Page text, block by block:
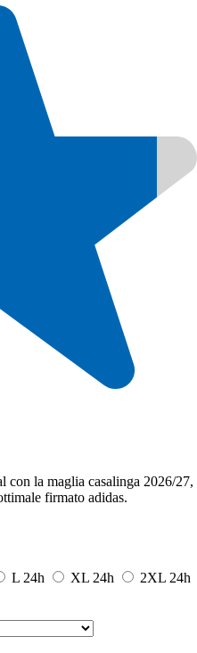
con la maglia casalinga 2026/27,
firmato adidas.
L 24h XL 24h 2XL 24h